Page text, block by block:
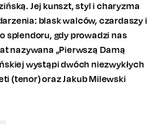
Jej kunszt, styl i charyzma
blask walców, czardaszy i
splendoru, gdy prowadzi nas
nazywana „Pierwszą Damą
wystąpi dwóch niezwykłych
(tenor) oraz Jakub Milewski